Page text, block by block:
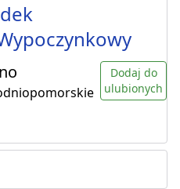
Dodaj do
ulubionych